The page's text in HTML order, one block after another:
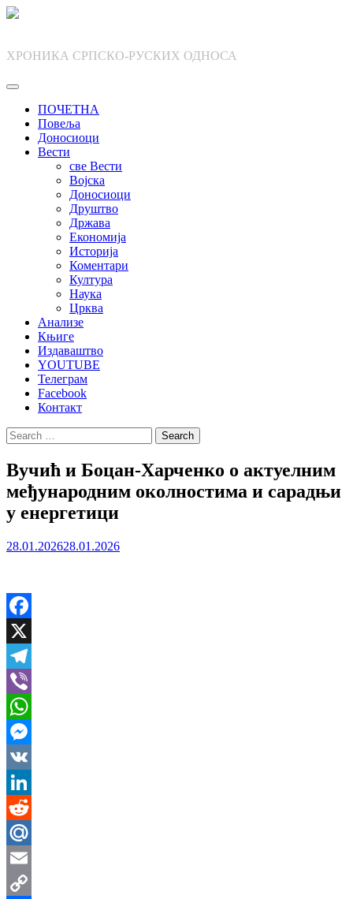
Skip
ХРОНИКА СРПСКО-РУСКИХ ОДНОСА
ПОЧЕТНА
Повеља
Доносиоци
Вести
све Вести
Војска
Доносиоци
Друштво
Држава
Економија
Историја
Коментари
Култура
Наука
Црква
Анализе
Књиге
Издаваштво
YOUTUBE
Телеграм
Facebook
Контакт
Search
for:
Вучић и Боцан-Харченко о актуелним
међународним околностима и сарадњи
у енергетици
28.01.202628.01.2026
Facebook
X
Telegram
Viber
WhatsApp
Messenger
VK
LinkedIn
Reddit
Mail.Ru
Email